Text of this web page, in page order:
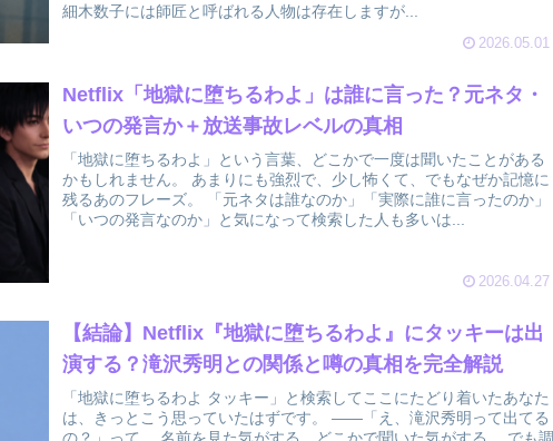
細木数子には師匠と呼ばれる人物は存在しますが...
2026.05.01
Netflix「地獄に堕ちるわよ」は誰に言った？元ネタ・
いつの発言か＋放送事故レベルの真相
「地獄に堕ちるわよ」という言葉、どこかで一度は聞いたことがある
かもしれません。 あまりにも強烈で、少し怖くて、でもなぜか記憶に
残るあのフレーズ。 「元ネタは誰なのか」「実際に誰に言ったのか」
「いつの発言なのか」と気になって検索した人も多いは...
2026.04.27
【結論】Netflix『地獄に堕ちるわよ』にタッキーは出
演する？滝沢秀明との関係と噂の真相を完全解説
「地獄に堕ちるわよ タッキー」と検索してここにたどり着いたあなた
は、きっとこう思っていたはずです。 ――「え、滝沢秀明って出てる